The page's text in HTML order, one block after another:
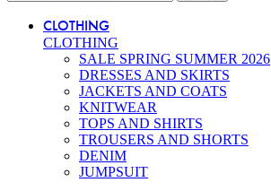
CLOTHING
CLOTHING
SALE SPRING SUMMER 2026
DRESSES AND SKIRTS
JACKETS AND COATS
KNITWEAR
TOPS AND SHIRTS
TROUSERS AND SHORTS
DENIM
JUMPSUIT